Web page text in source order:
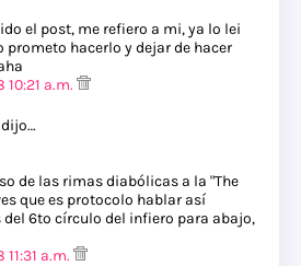
el post, me refiero a mi, ya lo lei
prometo hacerlo y dejar de hacer
a.m.
dijo…
de las rimas diabólicas a la "The
que es protocolo hablar así
del 6to círculo del infiero para abajo,
a.m.